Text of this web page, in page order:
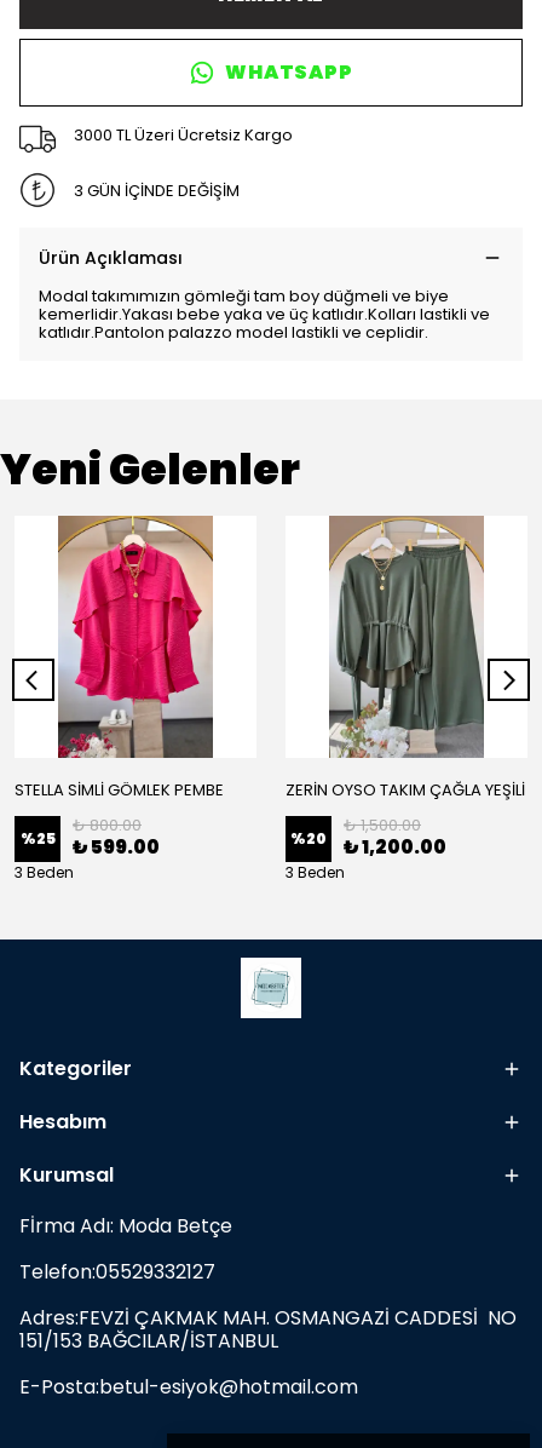
WHATSAPP
3000 TL Üzeri Ücretsiz Kargo
3 GÜN İÇİNDE DEĞİŞİM
Ürün Açıklaması
Modal takımımızın gömleği tam boy düğmeli ve biye
kemerlidir.Yakası bebe yaka ve üç katlıdır.Kolları lastikli ve
katlıdır.Pantolon palazzo model lastikli ve ceplidir.
Yeni Gelenler
STELLA SİMLİ GÖMLEK PEMBE
%25
₺ 800.00
₺ 599.00
3 Beden
ZERİN OYSO TAKIM ÇAĞLA YEŞİLİ
%20
₺ 1,500.00
₺ 1,200.00
3 Beden
Kategoriler
Hesabım
Kurumsal
Fİrma Adı: Moda Betçe
Telefon:05529332127
Adres:FEVZİ ÇAKMAK MAH. OSMANGAZİ CADDESİ NO
151/153 BAĞCILAR/İSTANBUL
E-Posta:betul-esiyok@hotmail.com